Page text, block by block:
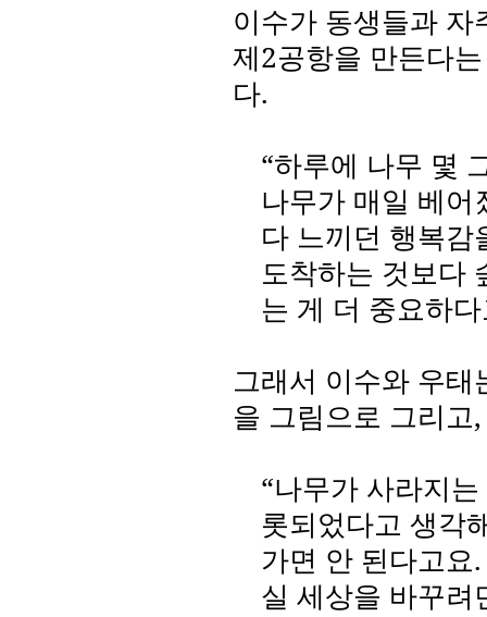
이수가 동생들과
제2공항을 만든다
다.
“하루에 나무 몇
나무가 매일 베어
다 느끼던 행복
도착하는 것보다
는 게 더 중요하
그래서 이수와 우
을 그림으로 그리고
“나무가 사라지
롯되었다고 생각
가면 안 된다고요
실 세상을 바꾸려